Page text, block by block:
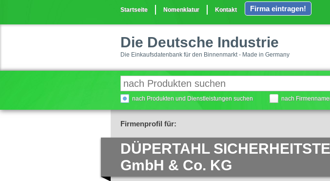
Startseite Nomenklatur Kontakt Firma eintragen!
Die Deutsche Industrie
Die Einkaufsdatenbank für den Binnenmarkt - Made in Germany
nach Produkten und Dienstleistungen suchen nach
Firmenprofil für:
DÜPERTAHL
GmbH & Co. KG